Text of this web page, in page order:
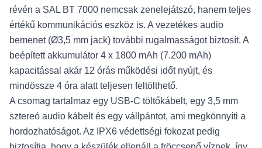
révén a SAL BT 7000 nemcsak zenelejátszó, hanem teljes
értékű kommunikációs eszköz is. A vezetékes audio
bemenet (Ø3,5 mm jack) további rugalmasságot biztosít. A
beépített akkumulátor 4 x 1800 mAh (7.200 mAh)
kapacitással akár 12 órás működési időt nyújt, és
mindössze 4 óra alatt teljesen feltölthető.
A csomag tartalmaz egy USB-C töltőkábelt, egy 3,5 mm
sztereó audio kábelt és egy vállpántot, ami megkönnyíti a
hordozhatóságot. Az IPX6 védettségi fokozat pedig